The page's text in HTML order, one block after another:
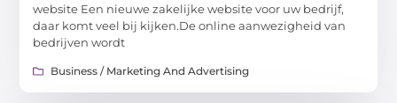
website Een nieuwe zakelijke website voor uw bedrijf,
daar komt veel bij kijken.De online aanwezigheid van
bedrijven wordt
Business / Marketing And Advertising